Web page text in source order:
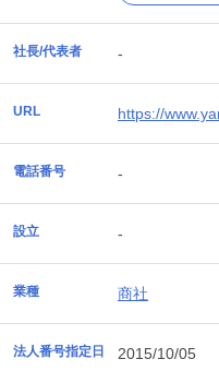
社長/代表者 -
URL https://
電話番号 -
設立 -
業種 商社
法人番号指定日 2015/10/05